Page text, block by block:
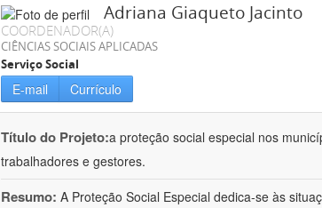
Adriana Giaqueto Jacinto
COORDENADOR(A)
CIÊNCIAS SOCIAIS APLICADAS
Serviço Social
E-mail Currículo
Título do Projeto:a proteção social especial nos
trabalhadores e gestores.
Resumo: A Proteção Social Especial dedica-se às